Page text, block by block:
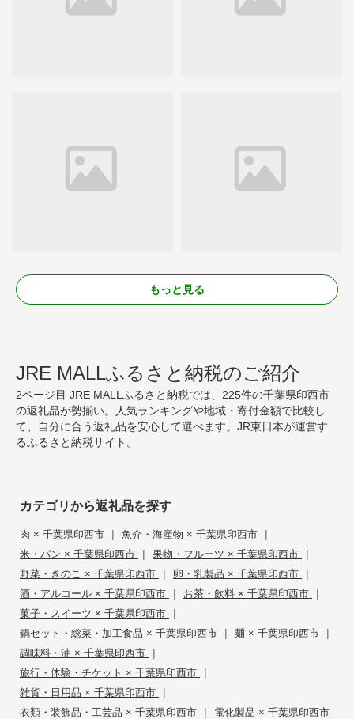
もっと見る
JRE MALLふるさと納税のご紹介
2ページ目 JRE MALLふるさと納税では、225件の千葉県印西市
の返礼品が勢揃い。人気ランキングや地域・寄付金額で比較し
て、自分に合う返礼品を安心して選べます。JR東日本が運営す
るふるさと納税サイト。
カテゴリから返礼品を探す
肉 × 千葉県印西市 | 魚介・海産物 × 千葉県印西市 |
米・パン × 千葉県印西市 | 果物・フルーツ × 千葉県印西市 |
野菜・きのこ × 千葉県印西市 | 卵・乳製品 × 千葉県印西市 |
酒・アルコール × 千葉県印西市 | お茶・飲料 × 千葉県印西市 |
菓子・スイーツ × 千葉県印西市 |
鍋セット・総菜・加工食品 × 千葉県印西市 | 麺 × 千葉県印西市 |
調味料・油 × 千葉県印西市 |
旅行・体験・チケット × 千葉県印西市 |
雑貨・日用品 × 千葉県印西市 |
衣類・装飾品・工芸品 × 千葉県印西市 | 電化製品 × 千葉県印西市